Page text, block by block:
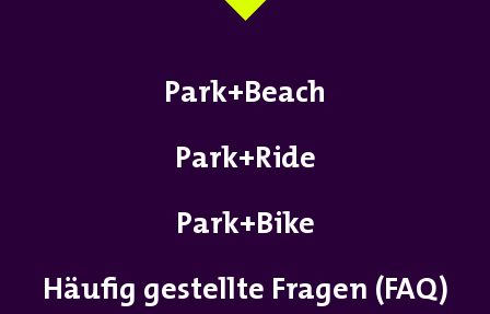
Park+Beach
Park+Ride
Park+Bike
Häufig gestellte Fragen (FAQ)